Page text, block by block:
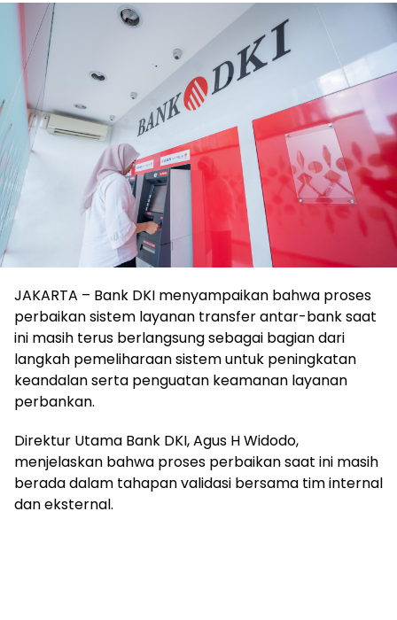
JAKARTA – Bank DKI menyampaikan bahwa proses
perbaikan sistem layanan transfer antar-bank saat
ini masih terus berlangsung sebagai bagian dari
langkah pemeliharaan sistem untuk peningkatan
keandalan serta penguatan keamanan layanan
perbankan.
Direktur Utama Bank DKI, Agus H Widodo,
menjelaskan bahwa proses perbaikan saat ini masih
berada dalam tahapan validasi bersama tim internal
dan eksternal.